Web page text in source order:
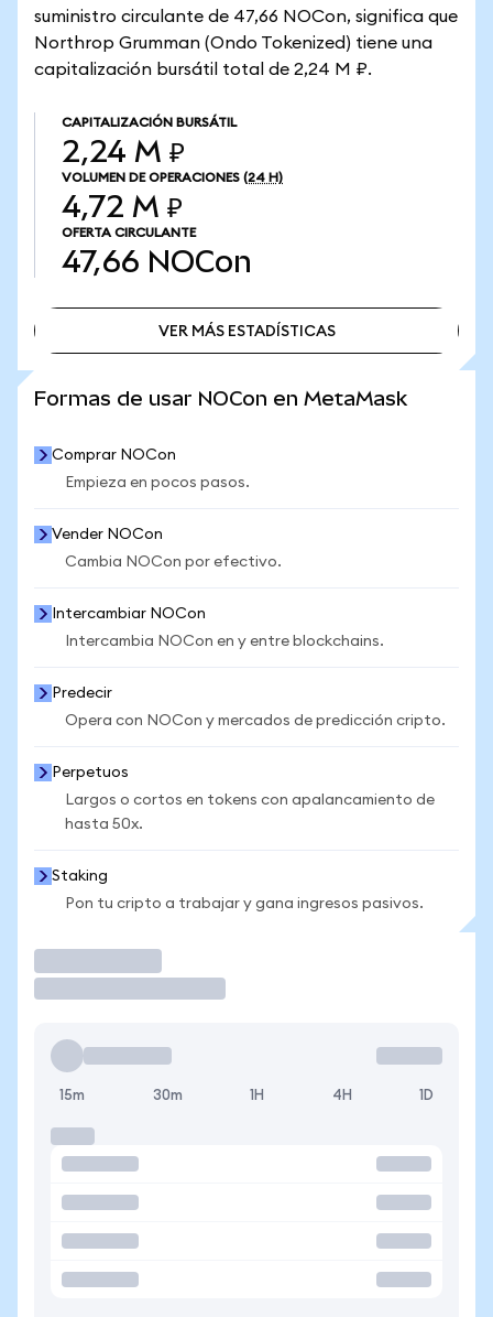
suministro circulante de 47,66 NOCon, significa que
Northrop Grumman (Ondo Tokenized) tiene una
capitalización bursátil total de 2,24 M ₽.
CAPITALIZACIÓN BURSÁTIL
2,24 M ₽
VOLUMEN DE OPERACIONES (24 H)
4,72 M ₽
OFERTA CIRCULANTE
47,66 NOCon
VER MÁS ESTADÍSTICAS
Formas de usar NOCon en MetaMask
Comprar NOCon
Empieza en pocos pasos.
Vender NOCon
Cambia NOCon por efectivo.
Intercambiar NOCon
Intercambia NOCon en y entre blockchains.
Predecir
Opera con NOCon y mercados de predicción cripto.
Perpetuos
Largos o cortos en tokens con apalancamiento de
hasta 50x.
Staking
Pon tu cripto a trabajar y gana ingresos pasivos.
15m 30m 1H 4H 1D